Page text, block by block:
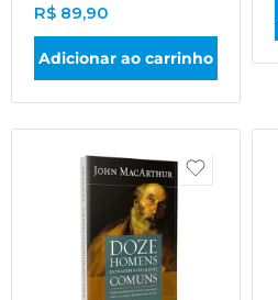
R$ 89,90
Adicionar ao carrinho